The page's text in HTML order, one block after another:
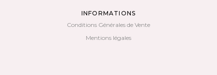
INFORMATIONS
Conditions Générales de Vente
Mentions légales